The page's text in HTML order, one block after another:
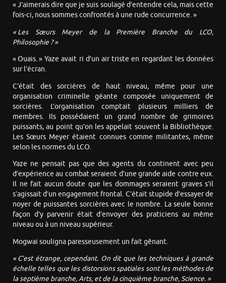
« J’aimerais dire que je suis soulagé d’entendre cela, mais cette
fois-ci, nous sommes confrontés à une rude concurrence. »
« Les Sœurs Meyer de la Première Branche du LCO,
Philosophie ? »
« Ouais. » Yaze avait ri d’un air triste en regardant les données
sur l’écran.
C’était des sorcières de haut niveau, même pour une
organisation criminelle géante composée uniquement de
sorcières. L’organisation comptait plusieurs milliers de
membres. Ils possédaient un grand nombre de grimoires
puissants, au point qu’on les appelait souvent la Bibliothèque.
Les Sœurs Meyer étaient connues comme militantes, même
selon les normes du LCO.
Yaze ne pensait pas que des agents du continent avec peu
d’expérience au combat seraient d’une grande aide contre eux.
Il ne fait aucun doute que les dommages seraient graves s’il
s’agissait d’un engagement frontal. C’était stupide d’essayer de
noyer de puissantes sorcières avec le nombre. La seule bonne
façon d’y parvenir était d’envoyer des praticiens au même
niveau ou à un niveau supérieur.
Mogwai souligna paresseusement un fait gênant.
« C’est étrange, cependant. On dit que les techniques à grande
échelle telles que les distorsions spatiales sont les méthodes de
la septième branche, Arts, et de la cinquième branche, Science. »